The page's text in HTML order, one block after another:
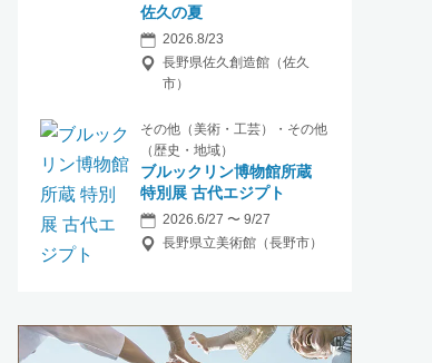
佐久の夏
2026.8/23
長野県佐久創造館（佐久
市）
その他（美術・工芸）・その他
（歴史・地域）
ブルックリン博物館所蔵
特別展 古代エジプト
2026.6/27 〜 9/27
長野県立美術館（長野市）